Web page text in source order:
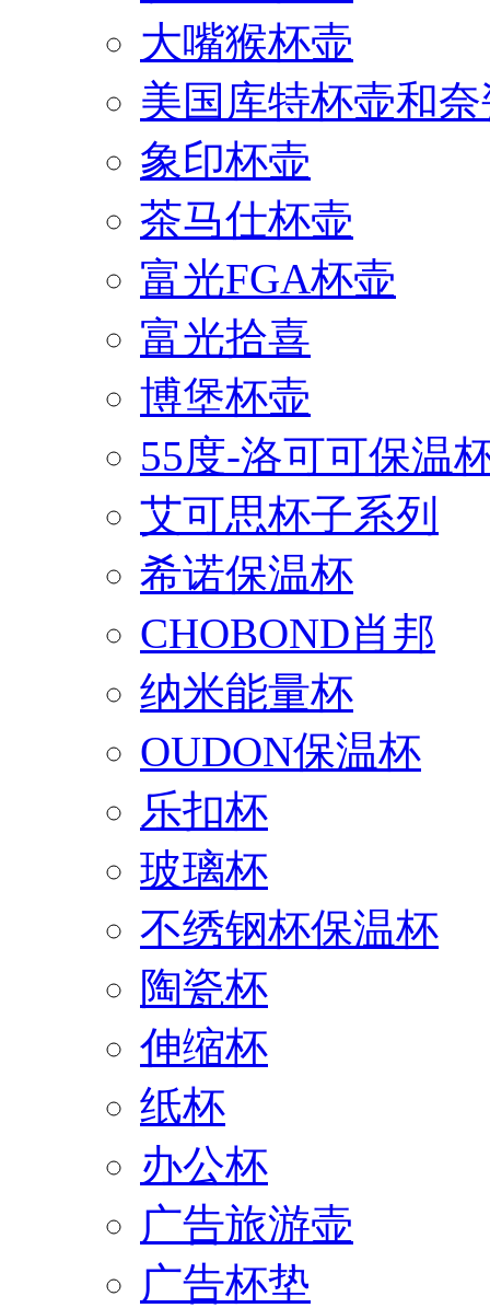
大嘴猴杯壶
美国库特杯壶和
象印杯壶
茶马仕杯壶
富光FGA杯壶
富光拾喜
博堡杯壶
55度-洛可可保温
艾可思杯子系列
希诺保温杯
CHOBOND肖邦
纳米能量杯
OUDON保温杯
乐扣杯
玻璃杯
不绣钢杯保温杯
陶瓷杯
伸缩杯
纸杯
办公杯
广告旅游壶
广告杯垫